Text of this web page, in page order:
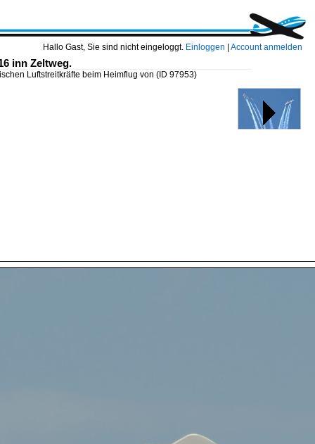
Hallo Gast, Sie sind nicht eingeloggt. Einloggen Account anmelden
inn Zeltweg.
Luftstreitkräfte beim Heimflug von (ID 97953)